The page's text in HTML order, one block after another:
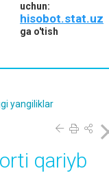
uchun:
hisobot.stat.uz
ga o'tish
yangiliklar
qariyb